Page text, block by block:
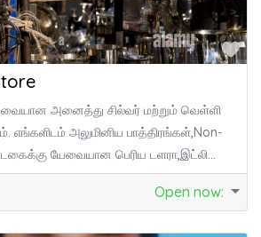
அனைத்து சில்வர் மற்றும் வெள்ளி
எங்களிடம் அலுமினிய பாத்திரங்கள்,Non-
யேவையான பெரிய டளரா,இட்லி
டேபிள்,
Open now: